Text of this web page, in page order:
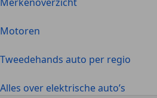
Motoren
Tweedehands auto per regio
Alles over elektrische auto’s